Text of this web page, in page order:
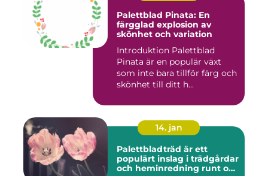
Palettblad Pinata: En
färgglad explosion av
skönhet och variation
Introduktion Palettblad
Pinata är en populär växt
som inte bara tillför färg och
skönhet till ditt h...
14. jan
Palettbladträd är ett
populärt inslag i trädgårdar
och heminredning runt om